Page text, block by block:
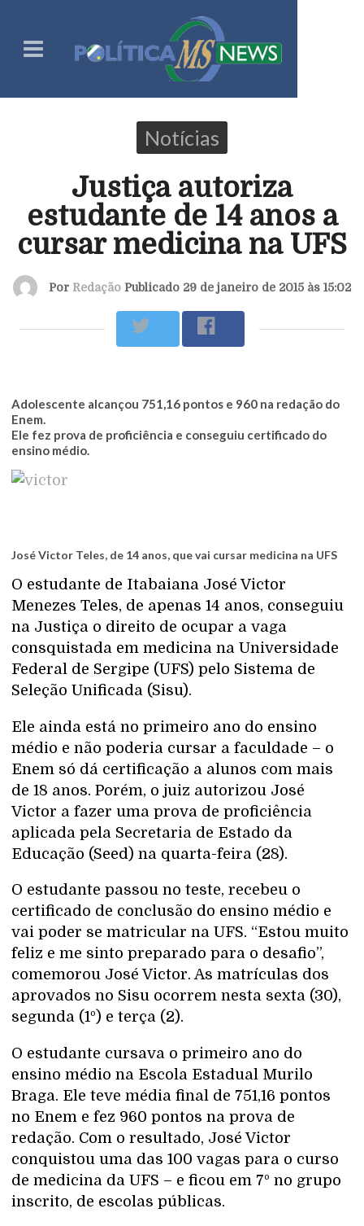
Notícias
Justiça autoriza
estudante de 14 anos a
cursar medicina na UFS
Por Redação Publicado 29 de janeiro de 2015 às 15:02
Adolescente alcançou 751,16 pontos e 960 na redação do
Enem.
Ele fez prova de proficiência e conseguiu certificado do
ensino médio.
José Victor Teles, de 14 anos, que vai cursar medicina na UFS
O estudante de Itabaiana José Victor
Menezes Teles, de apenas 14 anos, conseguiu
na Justiça o direito de ocupar a vaga
consquistada em medicina na Universidade
Federal de Sergipe (UFS) pelo Sistema de
Seleção Unificada (Sisu).
Ele ainda está no primeiro ano do ensino
médio e não poderia cursar a faculdade – o
Enem só dá certificação a alunos com mais
de 18 anos. Porém, o juiz autorizou José
Victor a fazer uma prova de proficiência
aplicada pela Secretaria de Estado da
Educação (Seed) na quarta-feira (28).
O estudante passou no teste, recebeu o
certificado de conclusão do ensino médio e
vai poder se matricular na UFS. “Estou muito
feliz e me sinto preparado para o desafio”,
comemorou José Victor. As matrículas dos
aprovados no Sisu ocorrem nesta sexta (30),
segunda (1º) e terça (2).
O estudante cursava o primeiro ano do
ensino médio na Escola Estadual Murilo
Braga. Ele teve média final de 751,16 pontos
no Enem e fez 960 pontos na prova de
redação. Com o resultado, José Victor
conquistou uma das 100 vagas para o curso
de medicina da UFS – e ficou em 7º no grupo
inscrito, de escolas públicas.